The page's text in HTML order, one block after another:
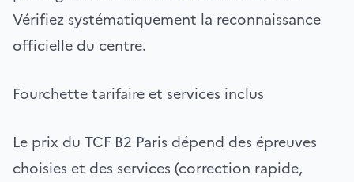
Vérifiez systématiquement la reconnaissance
officielle du centre.
Fourchette tarifaire et services inclus
Le prix du TCF B2 Paris dépend des épreuves
choisies et des services (correction rapide,